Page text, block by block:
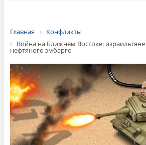
Главная
Конфликты
Война на Ближнем Востоке: израильтяне
нефтяного эмбарго